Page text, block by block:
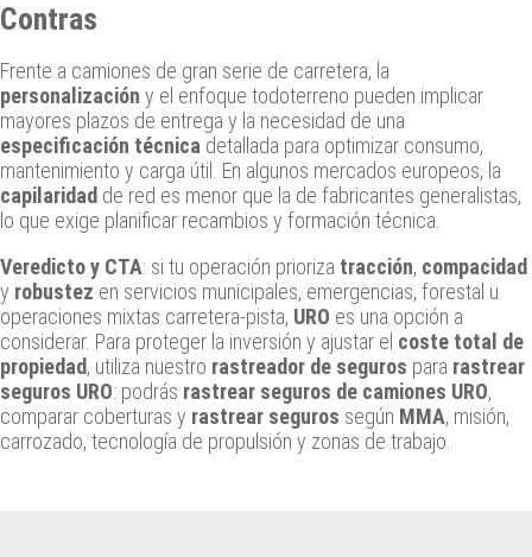
Contras
Frente a camiones de gran serie de carretera, la
personalización y el enfoque todoterreno pueden implicar
mayores plazos de entrega y la necesidad de una
especificación técnica detallada para optimizar consumo,
mantenimiento y carga útil. En algunos mercados europeos, la
capilaridad de red es menor que la de fabricantes generalistas,
lo que exige planificar recambios y formación técnica.
Veredicto y CTA: si tu operación prioriza tracción, compacidad
y robustez en servicios municipales, emergencias, forestal u
operaciones mixtas carretera‑pista, URO es una opción a
considerar. Para proteger la inversión y ajustar el coste total de
propiedad, utiliza nuestro rastreador de seguros para rastrear
seguros URO: podrás rastrear seguros de camiones URO,
comparar coberturas y rastrear seguros según MMA, misión,
carrozado, tecnología de propulsión y zonas de trabajo.